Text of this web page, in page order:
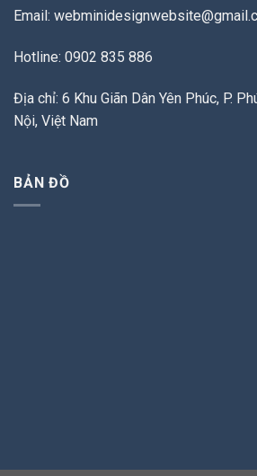
Email:
Hotline: 0902 835 886
Địa chỉ: 6 Khu Giãn Dân Yên Phúc, P.
Nội, Việt Nam
BẢN ĐỒ